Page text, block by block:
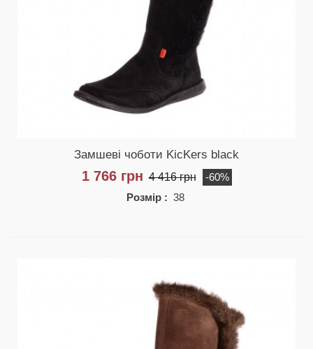
Замшеві чоботи KicKers black
1 766 грн 4 416 грн
-60%
Розмір : 38